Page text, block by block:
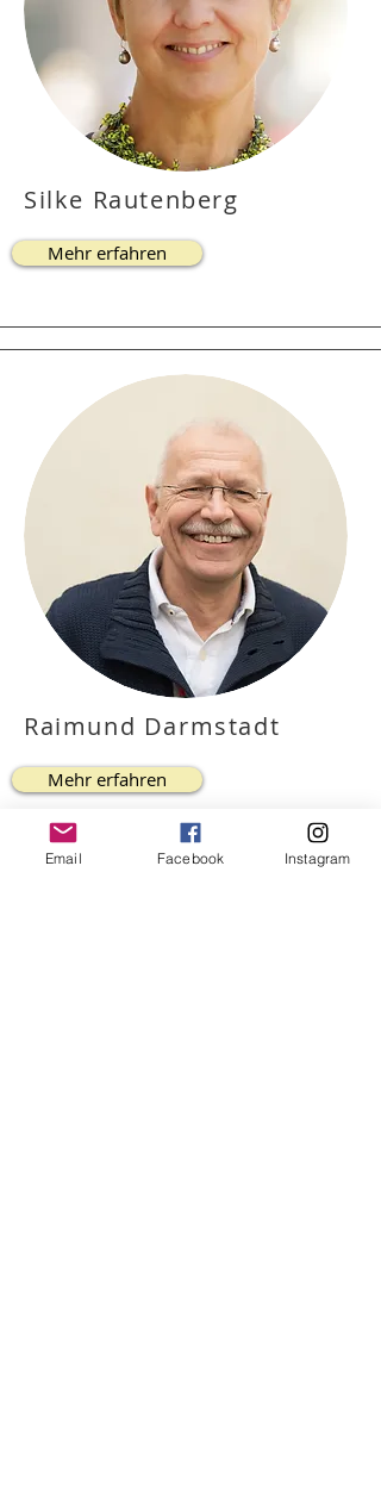
Silke Rautenberg
Mehr erfahren
Raimund Darmstadt
Mehr erfahren
Email Facebook Instagram